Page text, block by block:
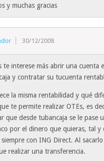
y muchas gracias
30/12/2008
te interese más abrir una cuenta
y contratar su tucuenta
la misma rentabilidad y qué
te permite realizar OTEs, es
que desde tubancaja se le pase
por el dinero que quieras, tal y
siempre con ING Direct. Al
realizar una transferencia.